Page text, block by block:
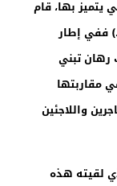
يتميز بها، قام
ففي إطار
رهان تبني
مقاربتها
واللاجئين
لقيته هذه